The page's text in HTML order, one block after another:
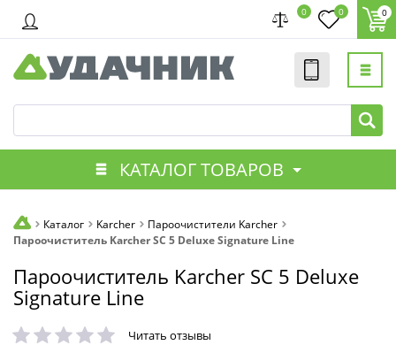
0 0 0
КАТАЛОГ ТОВАРОВ
Каталог Karcher
Пароочистители Karcher
Пароочиститель Karcher SC 5 Deluxe Signature Line
Пароочиститель Karcher SC 5 Deluxe
Signature Line
Читать отзывы